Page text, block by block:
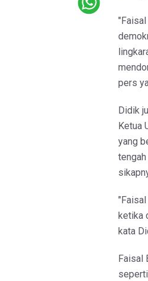
pers
Didik
Ketua
yang
ketika
kata
Faisal